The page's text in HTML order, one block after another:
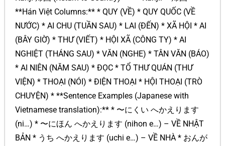
**Hán Việt Columns:** * QUY (VỀ) * QUY QUỐC (VỀ
NƯỚC) * AI CHU (TUẦN SAU) * LAI (ĐẾN) * XÃ HỘI * AI
(BÂY GIỜ) * THƯ (VIẾT) * HỘI XÃ (CÔNG TY) * AI
NGHIỆT (THÁNG SAU) * VĂN (NGHE) * TÂN VĂN (BÁO)
* AI NIÊN (NĂM SAU) * ĐỌC * TỔ THƯ QUÁN (THƯ
VIỆN) * THOẠI (NÓI) * ĐIỆN THOẠI * HỘI THOẠI (TRÒ
CHUYỆN) * **Sentence Examples (Japanese with
Vietnamese translation):** * 〜にくい へかえります
(ni…) * 〜にほん へかえります (nihon e…) – VỀ NHẬT
BẢN * うち へかえります (uchi e…) – VỀ NHÀ * おんが